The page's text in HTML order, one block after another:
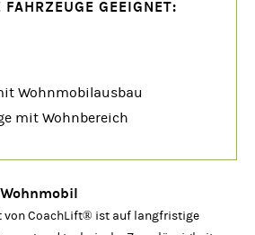
FAHRZEUGE GEEIGNET:
Wohnmobilausbau
mit Wohnbereich
von CoachLift® ist auf langfristige